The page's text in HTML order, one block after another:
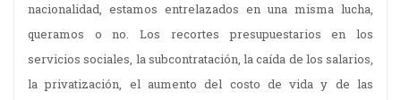
nacionalidad, estamos entrelazados en una misma lucha,
queramos o no. Los recortes presupuestarios en los
servicios sociales, la subcontratación, la caída de los salarios,
la privatización, el aumento del costo de vida y de las